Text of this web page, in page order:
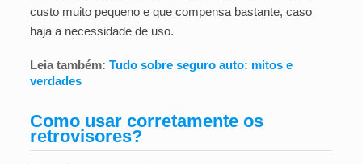
custo muito pequeno e que compensa bastante, caso
haja a necessidade de uso.
Leia também: Tudo sobre seguro auto: mitos e
verdades
Como usar corretamente os
retrovisores?